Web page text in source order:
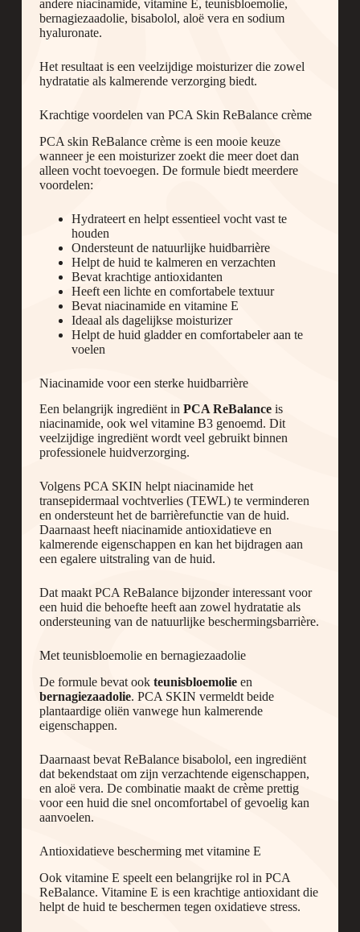
andere niacinamide, vitamine E, teunisbloemolie,
bernagiezaadolie, bisabolol, aloë vera en sodium
hyaluronate.
Het resultaat is een veelzijdige moisturizer die zowel
hydratatie als kalmerende verzorging biedt.
Krachtige voordelen van PCA Skin ReBalance crème
PCA skin ReBalance crème is een mooie keuze
wanneer je een moisturizer zoekt die meer doet dan
alleen vocht toevoegen. De formule biedt meerdere
voordelen:
Hydrateert en helpt essentieel vocht vast te
houden
Ondersteunt de natuurlijke huidbarrière
Helpt de huid te kalmeren en verzachten
Bevat krachtige antioxidanten
Heeft een lichte en comfortabele textuur
Bevat niacinamide en vitamine E
Ideaal als dagelijkse moisturizer
Helpt de huid gladder en comfortabeler aan te
voelen
Niacinamide voor een sterke huidbarrière
Een belangrijk ingrediënt inPCA ReBalance is
niacinamide, ook wel vitamine B3 genoemd. Dit
veelzijdige ingrediënt wordt veel gebruikt binnen
professionele huidverzorging.
Volgens PCA SKIN helpt niacinamide het
transepidermaal vochtverlies (TEWL) te verminderen
en ondersteunt het de barrièrefunctie van de huid.
Daarnaast heeft niacinamide antioxidatieve en
kalmerende eigenschappen en kan het bijdragen aan
een egalere uitstraling van de huid.
Dat maakt PCA ReBalance bijzonder interessant voor
een huid die behoefte heeft aan zowel hydratatie als
ondersteuning van de natuurlijke beschermingsbarrière.
Met teunisbloemolie en bernagiezaadolie
De formule bevat ookteunisbloemolie en
bernagiezaadolie. PCA SKIN vermeldt beide
plantaardige oliën vanwege hun kalmerende
eigenschappen.
Daarnaast bevat ReBalance bisabolol, een ingrediënt
dat bekendstaat om zijn verzachtende eigenschappen,
en aloë vera. De combinatie maakt de crème prettig
voor een huid die snel oncomfortabel of gevoelig kan
aanvoelen.
Antioxidatieve bescherming met vitamine E
Ook vitamine E speelt een belangrijke rol in PCA
ReBalance. Vitamine E is een krachtige antioxidant die
helpt de huid te beschermen tegen oxidatieve stress.